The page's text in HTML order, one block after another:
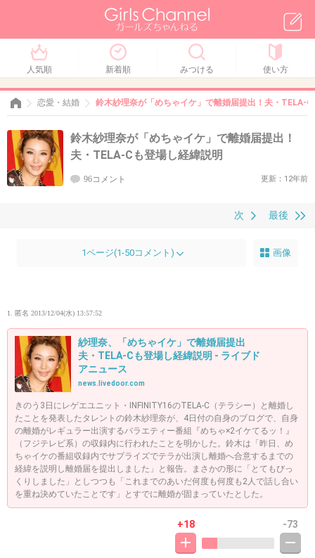
人気順 新着順 みつける 使い方
恋愛・結婚 鈴木紗理奈が「めちゃイケ」で離婚届提出！夫・TELA-
鈴木紗理奈が「めちゃイケ」で離婚届提出！
夫・TELA-Cも登場し経緯説明
96コメント 更新：12年前
最後
次
1ページ(1-50コメント) 画像
1. 匿名 2013/12/04(水) 13:57:52
紗理奈、「めちゃイケ」で離婚届提出
夫・TELA-Cも登場し経緯説明 - ライブド
アニュース
news.livedoor.com
きのう3日にレゲエユニット・INFINITY16のTELA-C（テラシー）と離婚し
たことを発表したタレントの鈴木紗理奈が、4日付の自身のブログで、自身
の離婚がレギュラー出演するバラエティー番組『めちゃ×2イケてるッ！』
（フジテレビ系）の収録内に行われたことを明かした。鈴木は「昨日、め
ちゃイケの番組収録内でサプライズでテラが出演し離婚へ合意するまでの
経緯を説明し離婚届を提出しました」と報告。まさかの形に「とてもびっ
くりしました」としつつも「これまでのあいだ何度も何度も2人で話し合い
を重ね決めていたことです」とすでに離婚が固まっていたとした。
+18 -73